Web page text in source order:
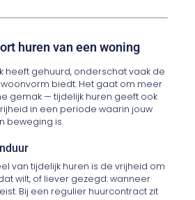
huren van een woning
heeft gehuurd, onderschat vaak de
biedt. Het gaat om meer
gemak — tijdelijk huren geeft ook
in een periode waarin jouw
beweging is.
van tijdelijk huren is de vrijheid om
wilt, of liever gezegd: wanneer
Bij een regulier huurcontract zit